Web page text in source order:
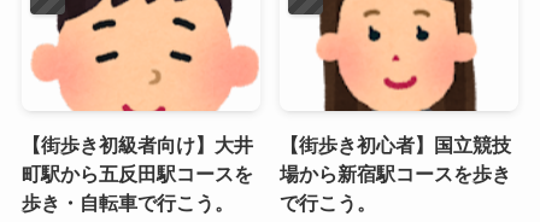
【街歩き初級者向け】大井
町駅から五反田駅コースを
歩き・自転車で行こう。
【街歩き初心者】国立競技
場から新宿駅コースを歩き
で行こう。